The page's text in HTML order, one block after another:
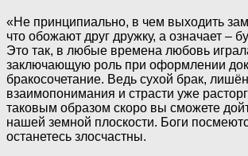
«Не принципиально, в чем выходить
что обожают друг дружку, а означает –
Это так, в любые времена любовь
заключающую роль при оформлении
бракосочетание. Ведь сухой брак,
взаимопонимания и страсти уже
таковым образом скоро вы сможете
нашей земной плоскости. Боги
останетесь злосчастны.